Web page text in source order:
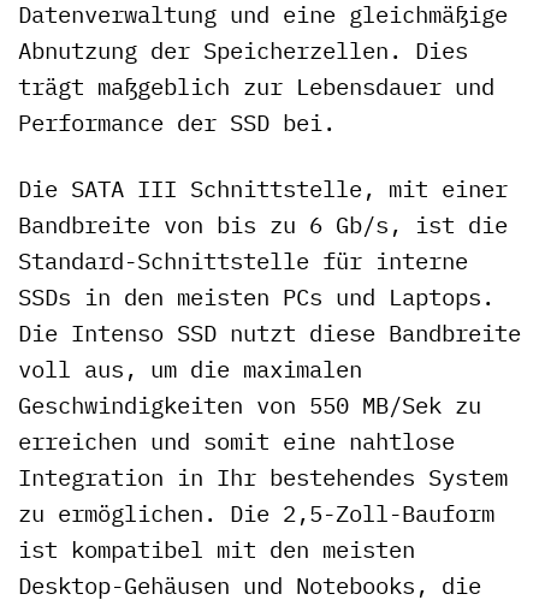
Datenverwaltung und eine gleichmäßige
Abnutzung der Speicherzellen. Dies
trägt maßgeblich zur Lebensdauer und
Performance der SSD bei.
Die SATA III Schnittstelle, mit einer
Bandbreite von bis zu 6 Gb/s, ist die
Standard-Schnittstelle für interne
SSDs in den meisten PCs und Laptops.
Die Intenso SSD nutzt diese Bandbreite
voll aus, um die maximalen
Geschwindigkeiten von 550 MB/Sek zu
erreichen und somit eine nahtlose
Integration in Ihr bestehendes System
zu ermöglichen. Die 2,5-Zoll-Bauform
ist kompatibel mit den meisten
Desktop-Gehäusen und Notebooks, die